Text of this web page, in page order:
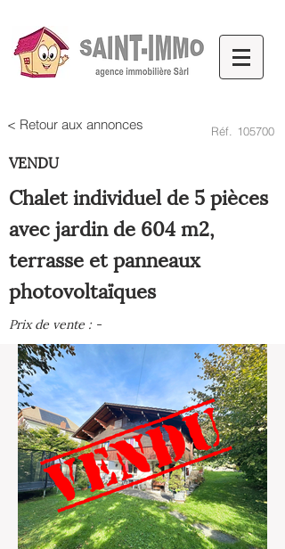
< Retour aux annonces Réf. 105700
VENDU
Chalet individuel de 5 pièces
avec jardin de 604 m2,
terrasse et panneaux
photovoltaïques
Prix de vente : -